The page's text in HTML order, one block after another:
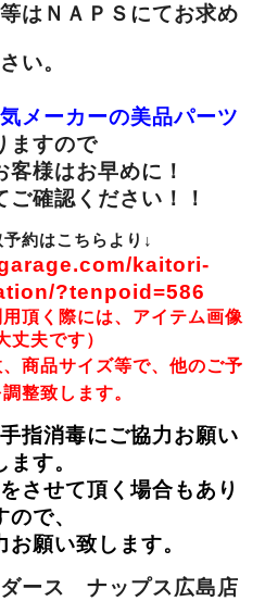
はＮＡＰＳにてお求め
い。
メーカーの美品パーツ
ますので
客様はお早めに！
確認ください！！
約はこちらより↓
kaitori-
?tenpoid=586
頂く際には、アイテム画像
丈夫です）
商品サイズ等で、他のご予
整致します。
指消毒にご協力お願い
ます。
させて頂く場合もあり
ので、
願い致します。
ース ナップス広島店